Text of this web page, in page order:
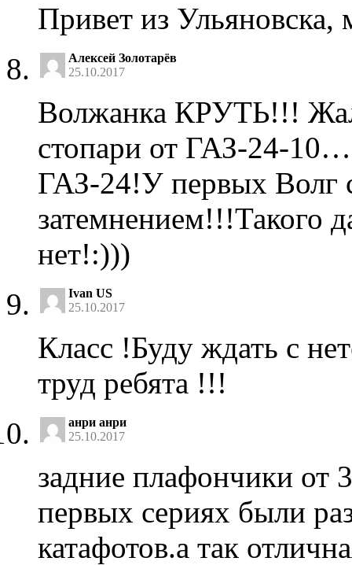
Привет из
Алексей Золотарёв
25.10.2017
Волжанка КРУТЬ!!!
стопари от ГАЗ-24-
ГАЗ-24!У первых Волг
затемнением!!!Такого
нет!:)))
Ivan US
25.10.2017
Класс !Буду ждать с
труд ребята !!!
анри анри
25.10.2017
задние плафончики от
первых сериях были
катафотов.а так